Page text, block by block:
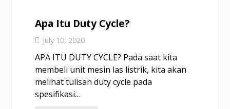
Apa Itu Duty Cycle?
July 10, 2020
APA ITU DUTY CYCLE? Pada saat kita
membeli unit mesin las listrik, kita akan
melihat tulisan duty cycle pada
spesifikasi…